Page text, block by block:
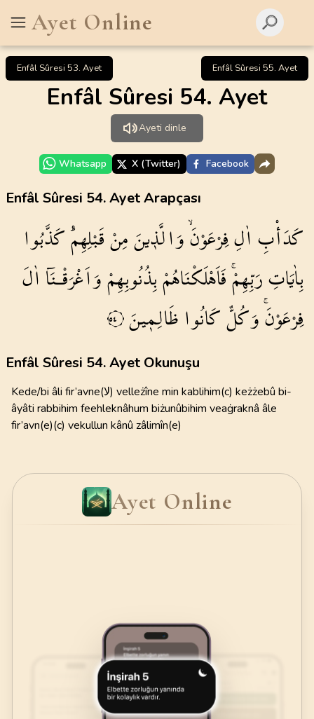
Ayet Online
Enfâl Sûresi 53. Ayet Enfâl Sûresi 55. Ayet
Enfâl Sûresi 54. Ayet
Ayeti dinle
Whatsapp X (Twitter) Facebook
Enfâl Sûresi 54. Ayet Arapçası
كَدَأْبِاٰلِفِرْعَوْنَۙوَالَّذ۪ينَمِنْقَبْلِهِمْۜكَذَّبُوا
بِاٰيَاتِرَبِّهِمْۚفَاَهْلَكْنَاهُمْبِذُنُوبِهِمْوَاَغْرَقْـنَٓااٰلَ
فِرْعَوْنَۚوَكُلٌّكَانُواظَالِم۪ينَ ٥٤
Enfâl Sûresi 54. Ayet Okunuşu
Kede/bi âli fir’avne(ﻻ) velleżîne min kablihim(c) keżżebû bi-
âyâti rabbihim feehleknâhum biżunûbihim veaġraknâ âle
fir’avn(e)(c) vekullun kânû zâlimîn(e)
Ayet Online